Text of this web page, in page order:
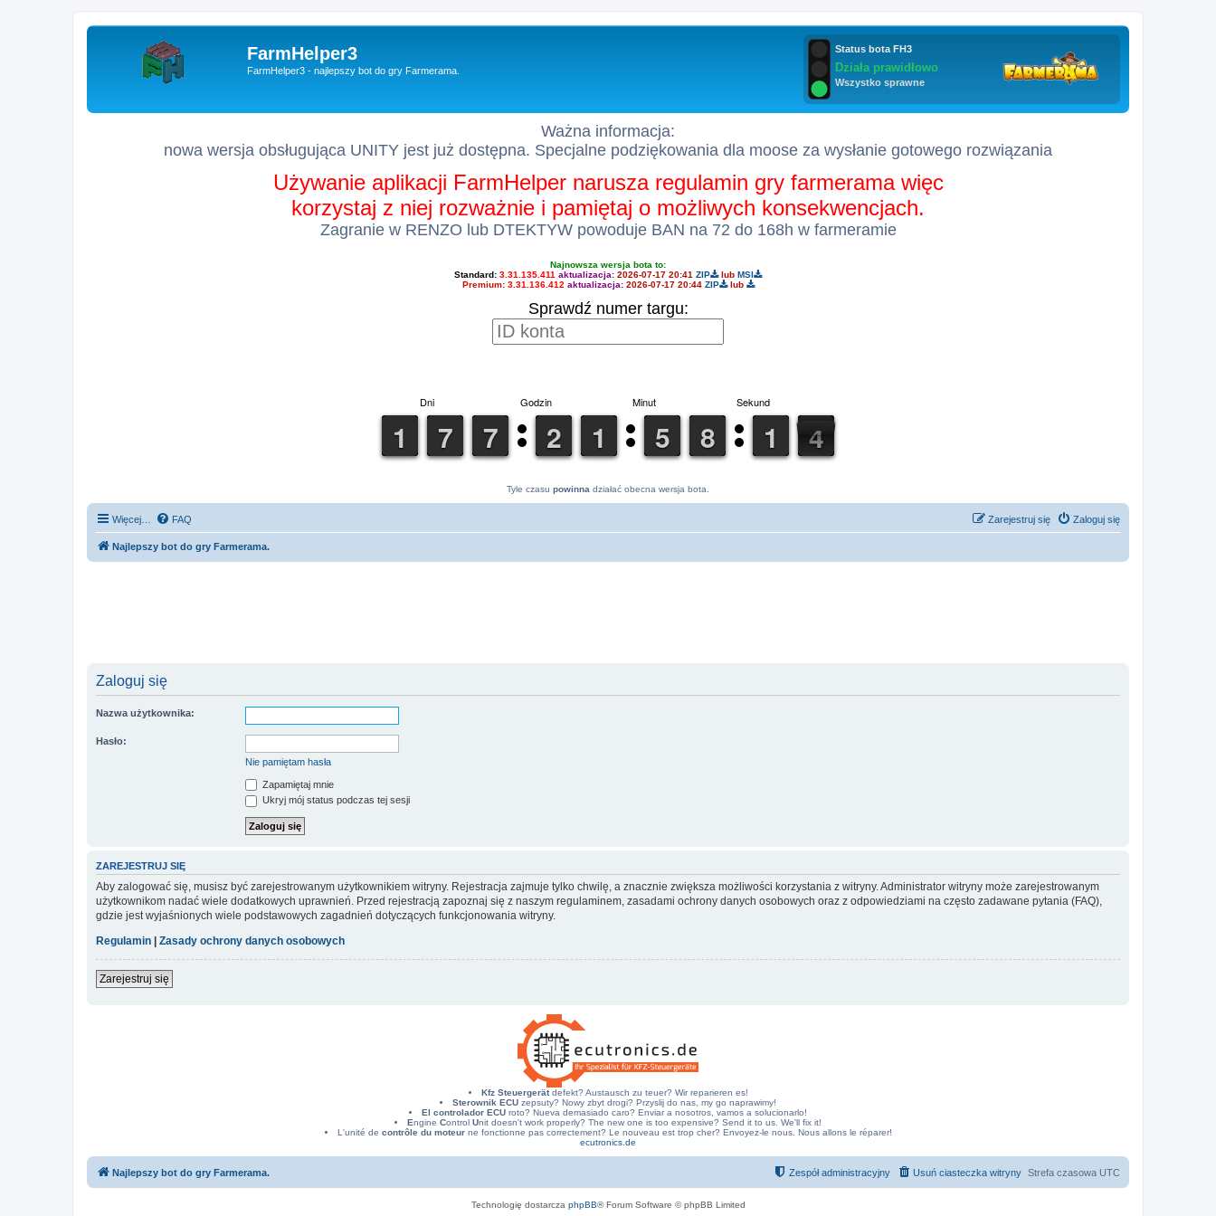
FarmHelper3
FarmHelper3 - najlepszy bot do gry Farmerama.
Ważna informacja:
nowa wersja obsługująca UNITY jest już dostępna. Specjalne podziękowania dla moose za wysłanie gotowego rozwiązania
Używanie aplikacji FarmHelper narusza regulamin gry farmerama więc
korzystaj z niej rozważnie i pamiętaj o możliwych konsekwencjach.
Zagranie w RENZO lub DTEKTYW powoduje BAN na 72 do 168h w farmeramie
Najnowsza wersja bota to:
Standard: 3.31.135.411 aktualizacja: 2026-07-17 20:41 ZIP lub MSI
Premium: 3.31.136.412 aktualizacja: 2026-07-17 20:44 ZIP lub
Sprawdź numer targu:
Tyle czasu powinna działać obecna wersja bota.
Więcej… FAQ Zaloguj się
Zarejestruj się
Najlepszy bot do gry Farmerama.
Zaloguj się
Nazwa użytkownika:
Hasło:
Nie pamiętam hasła
Zapamiętaj mnie
Ukryj mój status podczas tej sesji
ZAREJESTRUJ SIĘ
Aby zalogować się, musisz być zarejestrowanym użytkownikiem witryny. Rejestracja zajmuje tylko chwilę, a znacznie zwiększa możliwości korzystania z witryny. Administrator witryny może zarejestrowanym
użytkownikom nadać wiele dodatkowych uprawnień. Przed rejestracją zapoznaj się z naszym regulaminem, zasadami ochrony danych osobowych oraz z odpowiedziami na często zadawane pytania (FAQ),
gdzie jest wyjaśnionych wiele podstawowych zagadnień dotyczących funkcjonowania witryny.
Regulamin
Zasady ochrony danych osobowych
Zarejestruj się
Kfz Steuergerätdefekt? Austausch zu teuer? Wir reparieren es!
Sterownik ECU zepsuty? Nowy zbyt drogi? Przyslij do nas, my go naprawimy!
El controlador ECU roto? Nueva demasiado caro? Enviar a nosotros, vamos a solucionarlo!
Engine Control Unit doesn't work properly? The new one is too expensive? Send it to us. We'll fix it!
L'unité de contrôle du moteurne fonctionne pas correctement? Le nouveau est trop cher? Envoyez-le nous. Nous allons le réparer!
ecutronics.de
Najlepszy bot do gry Farmerama. Strefa czasowa UTC
Usuń ciasteczka witryny
Zespół administracyjny
Technologię dostarcza phpBB® Forum Software © phpBB Limited